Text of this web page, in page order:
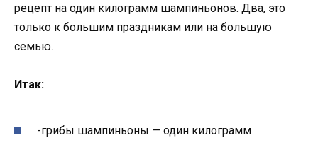
рецепт на один килограмм шампиньонов. Два, это
только к большим праздникам или на большую
семью.
Итак:
-грибы шампиньоны — один килограмм